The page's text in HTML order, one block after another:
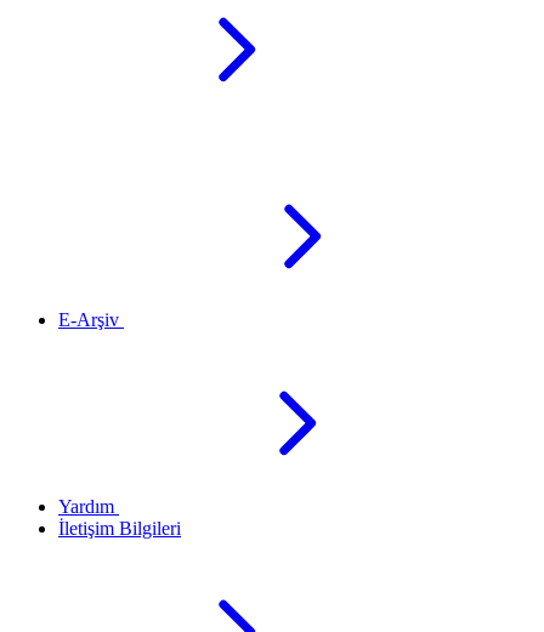
E-Arşiv
Yardım
İletişim Bilgileri